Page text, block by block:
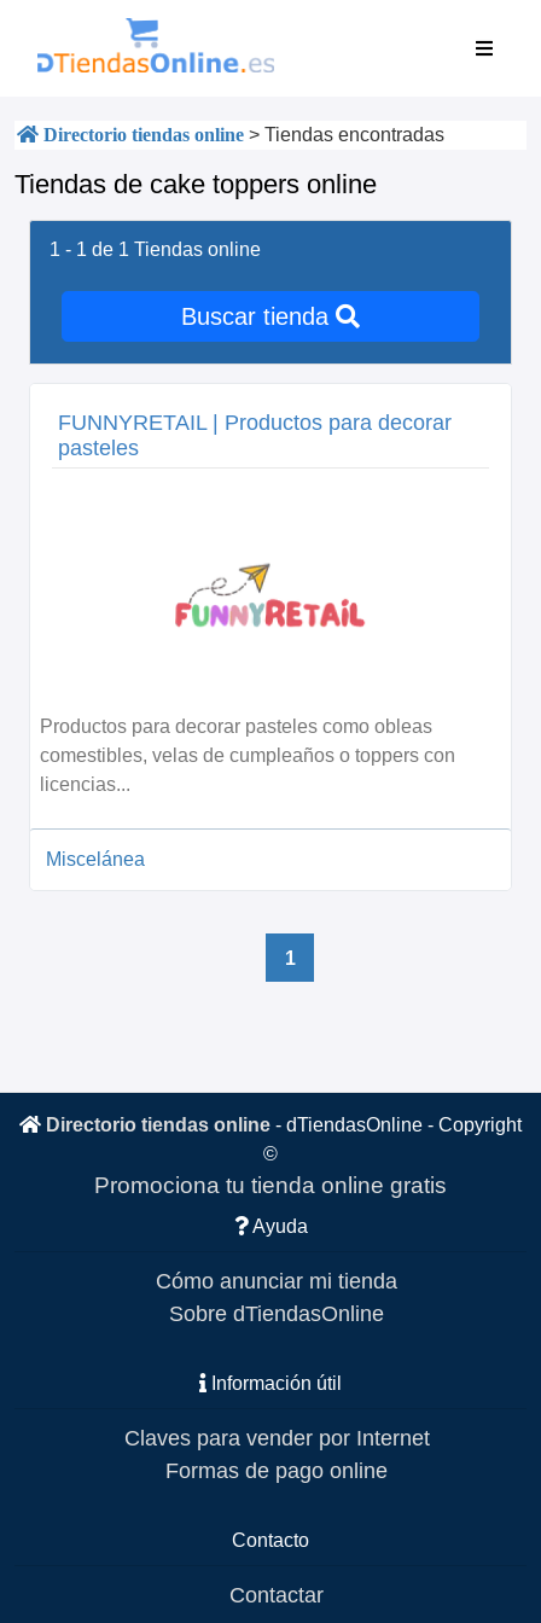
Directorio tiendas online > Tiendas encontradas
Tiendas de cake toppers online
1 - 1 de 1 Tiendas online
Buscar tienda
FUNNYRETAIL | Productos para decorar
pasteles
Productos para decorar pasteles como obleas
comestibles, velas de cumpleaños o toppers con
licencias...
Miscelánea
1
Directorio tiendas online - dTiendasOnline - Copyright
©
Promociona tu tienda online gratis
Ayuda
Cómo anunciar mi tienda
Sobre dTiendasOnline
Información útil
Claves para vender por Internet
Formas de pago online
Contacto
Contactar